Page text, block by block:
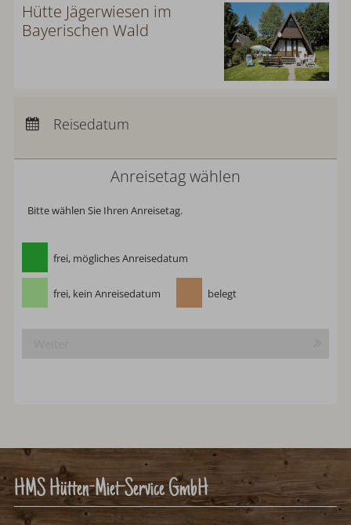
Hütte Jägerwiesen im
Bayerischen Wald
Abreise:keine Auswahl
Reisedatum
Anreisetag wählen
Bitte wählen Sie Ihren Anreisetag.
frei, mögliches Anreisedatum
frei, kein Anreisedatum belegt
HMS Hütten-Miet-Service GmbH